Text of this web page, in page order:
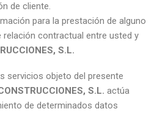
de cliente.
para la prestación de alguno
contractual entre usted y
S.L.
servicios objeto del presente
S.L. actúa
de determinados datos